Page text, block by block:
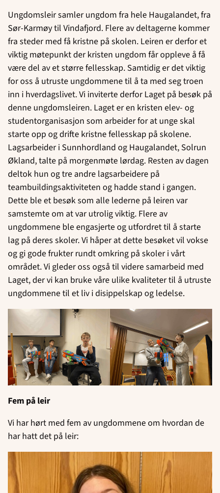
Ungdomsleir samler ungdom fra hele Haugalandet, fra
Sør-Karmøy til Vindafjord. Flere av deltagerne kommer
fra steder med få kristne på skolen. Leiren er derfor et
viktig møtepunkt der kristen ungdom får oppleve å få
være del av et større fellesskap. Samtidig er det viktig
for oss å utruste ungdommene til å ta med seg troen
inn i hverdagslivet. Vi inviterte derfor Laget på besøk på
denne ungdomsleiren. Laget er en kristen elev- og
studentorganisasjon som arbeider for at unge skal
starte opp og drifte kristne fellesskap på skolene.
Lagsarbeider i Sunnhordland og Haugalandet, Solrun
Økland, talte på morgenmøte lørdag. Resten av dagen
deltok hun og tre andre lagsarbeidere på
teambuildingsaktiviteten og hadde stand i gangen.
Dette ble et besøk som alle lederne på leiren var
samstemte om at var utrolig viktig. Flere av
ungdommene ble engasjerte og utfordret til å starte
lag på deres skoler. Vi håper at dette besøket vil vokse
og gi gode frukter rundt omkring på skoler i vårt
området. Vi gleder oss også til videre samarbeid med
Laget, der vi kan bruke våre ulike kvaliteter til å utruste
ungdommene til et liv i disippelskap og ledelse.
Fem på leir
Vi har hørt med fem av ungdommene om hvordan de
har hatt det på leir: